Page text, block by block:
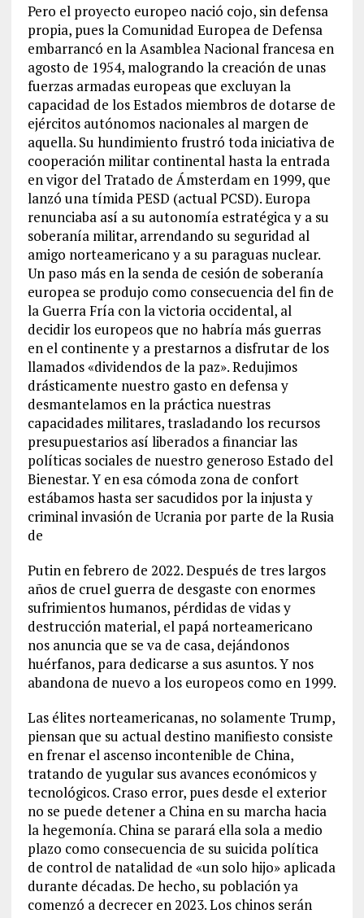
Pero el proyecto europeo nació cojo, sin defensa
propia, pues la Comunidad Europea de Defensa
embarrancó en la Asamblea Nacional francesa en
agosto de 1954, malogrando la creación de unas
fuerzas armadas europeas que excluyan la
capacidad de los Estados miembros de dotarse de
ejércitos autónomos nacionales al margen de
aquella. Su hundimiento frustró toda iniciativa de
cooperación militar continental hasta la entrada
en vigor del Tratado de Ámsterdam en 1999, que
lanzó una tímida PESD (actual PCSD). Europa
renunciaba así a su autonomía estratégica y a su
soberanía militar, arrendando su seguridad al
amigo norteamericano y a su paraguas nuclear.
Un paso más en la senda de cesión de soberanía
europea se produjo como consecuencia del fin de
la Guerra Fría con la victoria occidental, al
decidir los europeos que no habría más guerras
en el continente y a prestarnos a disfrutar de los
llamados «dividendos de la paz». Redujimos
drásticamente nuestro gasto en defensa y
desmantelamos en la práctica nuestras
capacidades militares, trasladando los recursos
presupuestarios así liberados a financiar las
políticas sociales de nuestro generoso Estado del
Bienestar. Y en esa cómoda zona de confort
estábamos hasta ser sacudidos por la injusta y
criminal invasión de Ucrania por parte de la Rusia
de
Putin en febrero de 2022. Después de tres largos
años de cruel guerra de desgaste con enormes
sufrimientos humanos, pérdidas de vidas y
destrucción material, el papá norteamericano
nos anuncia que se va de casa, dejándonos
huérfanos, para dedicarse a sus asuntos. Y nos
abandona de nuevo a los europeos como en 1999.
Las élites norteamericanas, no solamente Trump,
piensan que su actual destino manifiesto consiste
en frenar el ascenso incontenible de China,
tratando de yugular sus avances económicos y
tecnológicos. Craso error, pues desde el exterior
no se puede detener a China en su marcha hacia
la hegemonía. China se parará ella sola a medio
plazo como consecuencia de su suicida política
de control de natalidad de «un solo hijo» aplicada
durante décadas. De hecho, su población ya
comenzó a decrecer en 2023. Los chinos serán